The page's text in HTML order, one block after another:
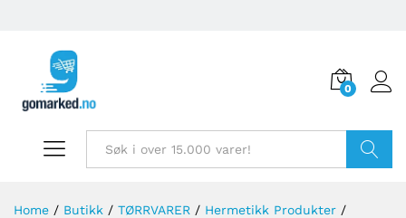
0
Home / Butikk / TØRRVARER / Hermetikk Produkter /